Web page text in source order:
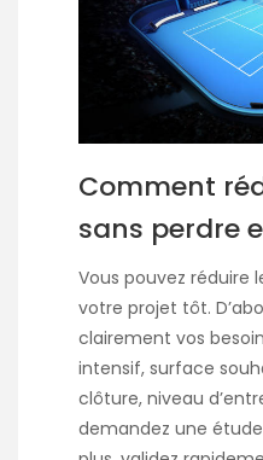
Comment
sans perdre
Vous pouvez réduire
votre projet tôt.
clairement vos
intensif, surface
clôture, niveau
demandez une